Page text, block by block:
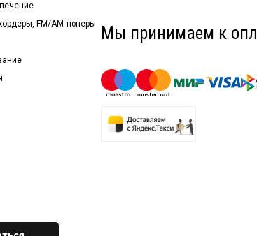
FM/AM тюнеры
Мы принимаем к